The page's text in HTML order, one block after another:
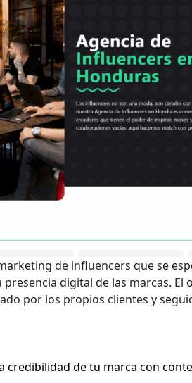
de influencers que se
digital de las marcas. El
por los propios clientes y
credibilidad de tu marca con